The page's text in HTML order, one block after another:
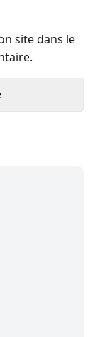
site dans le